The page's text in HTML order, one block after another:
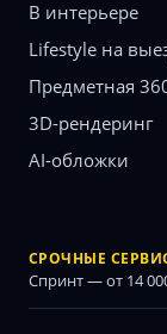
В интерьере
Lifestyle на
Предметная
3D-рендеринг
AI-обложки
СРОЧНЫЕ
Спринт — от 14